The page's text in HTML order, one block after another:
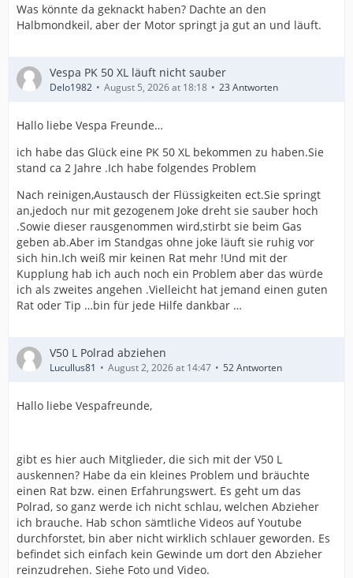
Was könnte da geknackt haben? Dachte an den
Halbmondkeil, aber der Motor springt ja gut an und läuft.
Vespa PK 50 XL läuft nicht sauber
Delo1982 August 5, 2026 at 18:18 23 Antworten
Hallo liebe Vespa Freunde…
ich habe das Glück eine PK 50 XL bekommen zu haben.Sie
stand ca 2 Jahre .Ich habe folgendes Problem
Nach reinigen,Austausch der Flüssigkeiten ect.Sie springt
an,jedoch nur mit gezogenem Joke dreht sie sauber hoch
.Sowie dieser rausgenommen wird,stirbt sie beim Gas
geben ab.Aber im Standgas ohne joke läuft sie ruhig vor
sich hin.Ich weiß mir keinen Rat mehr !Und mit der
Kupplung hab ich auch noch ein Problem aber das würde
ich als zweites angehen .Vielleicht hat jemand einen guten
Rat oder Tip …bin für jede Hilfe dankbar …
V50 L Polrad abziehen
Lucullus81 August 2, 2026 at 14:47 52 Antworten
Hallo liebe Vespafreunde,
gibt es hier auch Mitglieder, die sich mit der V50 L
auskennen? Habe da ein kleines Problem und bräuchte
einen Rat bzw. einen Erfahrungswert. Es geht um das
Polrad, so ganz werde ich nicht schlau, welchen Abzieher
ich brauche. Hab schon sämtliche Videos auf Youtube
durchforstet, bin aber nicht wirklich schlauer geworden. Es
befindet sich einfach kein Gewinde um dort den Abzieher
reinzudrehen. Siehe Foto und Video.